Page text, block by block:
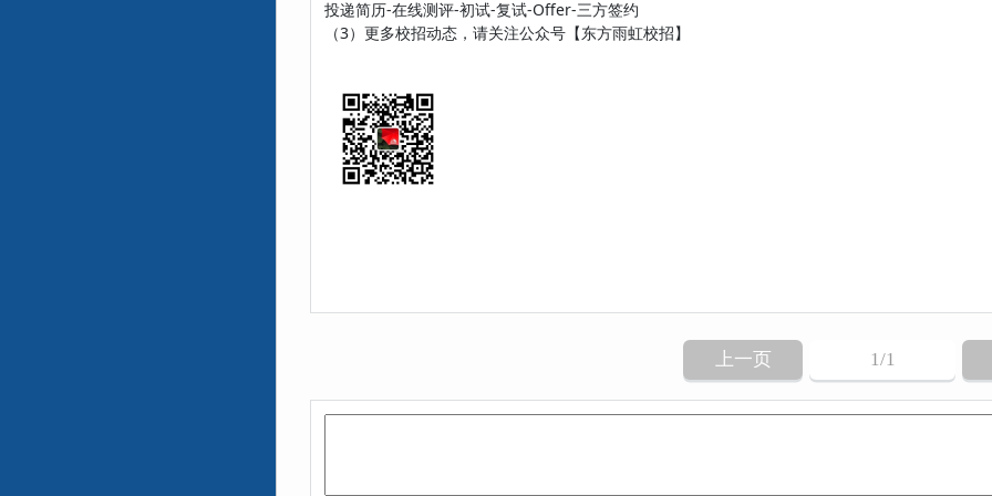
投递简历-在线测评-初试-复试-Offer-三方签约
（3）更多校招动态，请关注公众号【东方雨虹校招】
上一页 1/1